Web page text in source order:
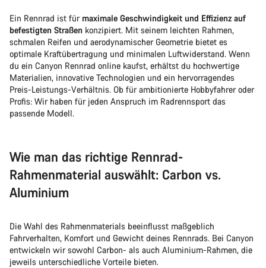
Ein Rennrad ist für maximale Geschwindigkeit und Effizienz auf
befestigten Straßen konzipiert. Mit seinem leichten Rahmen,
schmalen Reifen und aerodynamischer Geometrie bietet es
optimale Kraftübertragung und minimalen Luftwiderstand. Wenn
du ein Canyon Rennrad online kaufst, erhältst du hochwertige
Materialien, innovative Technologien und ein hervorragendes
Preis-Leistungs-Verhältnis. Ob für ambitionierte Hobbyfahrer oder
Profis: Wir haben für jeden Anspruch im Radrennsport das
passende Modell.
Wie man das richtige Rennrad-
Rahmenmaterial auswählt: Carbon vs.
Aluminium
Die Wahl des Rahmenmaterials beeinflusst maßgeblich
Fahrverhalten, Komfort und Gewicht deines Rennrads. Bei Canyon
entwickeln wir sowohl Carbon- als auch Aluminium-Rahmen, die
jeweils unterschiedliche Vorteile bieten.